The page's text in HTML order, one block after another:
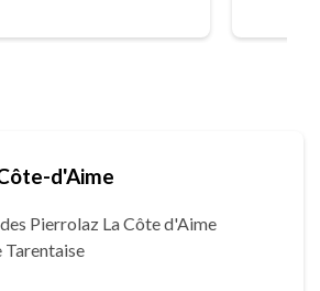
d'Aime
Pierrolaz La Côte d'Aime
Tarentaise